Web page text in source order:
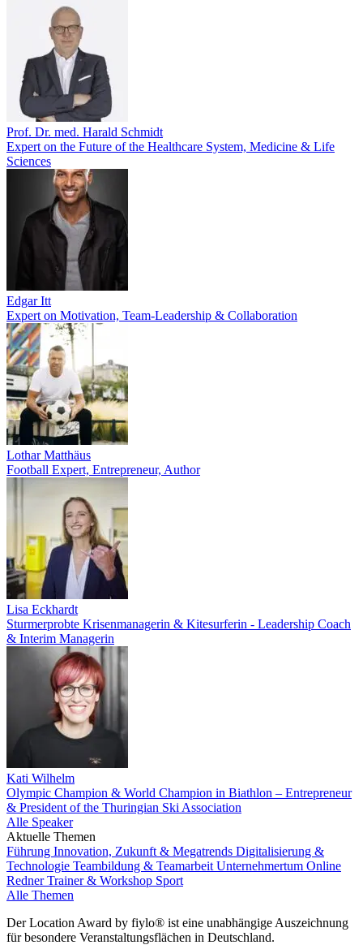
Prof. Dr. med. Harald Schmidt
Expert on the Future of the Healthcare System, Medicine & Life
Sciences
Edgar Itt
Expert on Motivation, Team-Leadership & Collaboration
Lothar Matthäus
Football Expert, Entrepreneur, Author
Lisa Eckhardt
Sturmerprobte Krisenmanagerin & Kitesurferin - Leadership Coach
& Interim Managerin
Kati Wilhelm
Olympic Champion & World Champion in Biathlon – Entrepreneur
& President of the Thuringian Ski Association
Alle Speaker
Aktuelle Themen
Führung Innovation, Zukunft & Megatrends Digitalisierung &
Technologie Teambildung & Teamarbeit Unternehmertum Online
RednerTrainer & Workshop Sport
Alle Themen
Der Location Award by fiylo® ist eine unabhängige Auszeichnung
für besondere Veranstaltungsflächen in Deutschland.